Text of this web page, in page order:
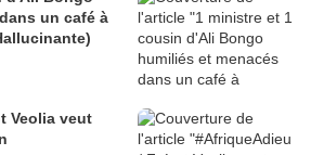
un café à
Veolia veut